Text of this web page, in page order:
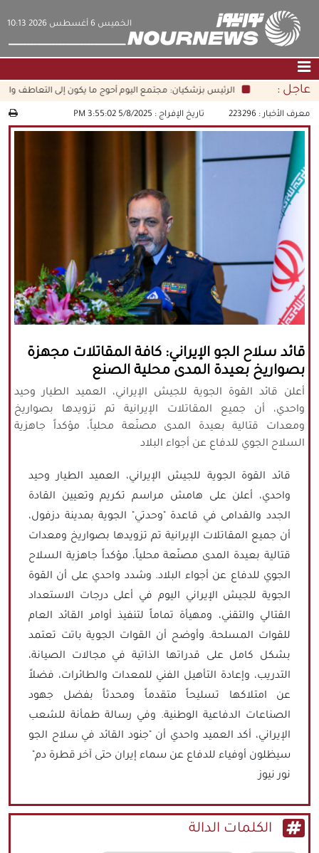
‫‫الخميس‬‬ 6 أغسطس 2026 10:13
الصفحة الرئيسية|التواصل معنا|من نحن
عناوين الأخبار
الثقافة والمجتمع
اقتصاد
سياسة
الوسائط المتعددة
|
English
|العربيه|
|עברית|
русский 中文
|
كافة الحقوق محفوظة لموقع نورنيوز
يُرجى ذكر المصدر عند نقل أي موضوع عن
موقعنا
عاجل : الرئيس بزشكيان: مجتمع اليوم أحوج ما يكون إلى التعاطف والأخلاق
معرف الأخبار : 223296 تاريخ الإفراج : 5/8/2025 3:55:02 PM
قائد سلاح الجو الإيراني: كافة المقاتلات مجهزة
بصواريخ بعيدة المدى محلية الصنع
أعلن قائد القوة الجوية للجيش الإيراني، العميد الطيار وحيد
واحدي، أن جميع المقاتلات الإيرانية تم تزويدها بصواريخ
ومعدات قتالية بعيدة المدى مصنّعة محلياً، مؤكداً جاهزية
السلاح الجوي للدفاع عن أجواء البلاد
قائد القوة الجوية للجيش الإيراني، العميد الطيار وحيد
واحدي، أعلن على هامش مراسم تكريم وتعيين القادة
الجدد والقدامى في قاعدة "وحدتي" الجوية بمدينة دزفول،
أن جميع المقاتلات الإيرانية تم تزويدها بصواريخ ومعدات
قتالية بعيدة المدى مصنّعة محلياً، مؤكداً جاهزية السلاح
الجوي للدفاع عن أجواء البلاد. وشدد واحدي على أن القوة
الجوية للجيش الإيراني اليوم في أعلى درجات الاستعداد
القتالي والتقني، ومهيأة تماماً لتنفيذ أوامر القائد العام
للقوات المسلحة. وأوضح أن القوات الجوية باتت تعتمد
بشكل كامل على قدراتها الذاتية في مجالات الصيانة،
التدريب، وإعادة التأهيل الفني للمعدات والطائرات، فضلاً
عن امتلاكها تسليحاً متقدماً ومحدثاً بفضل جهود
الصناعات الدفاعية الوطنية. وفي رسالة طمأنة للشعب
الإيراني، أكد العميد واحدي أن "جنود القائد في سلاح الجو
سيظلون أوفياء للدفاع عن سماء إيران حتى آخر قطرة دم"
نور نيوز
الكلمات الدالة